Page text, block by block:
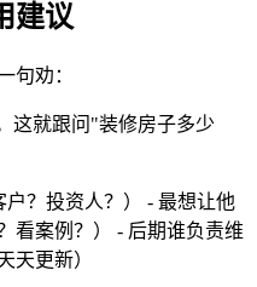
建议
句劝：
这就跟问"装修房子多少
？投资人？） - 最想让他
看案例？） - 后期谁负责维
天更新）